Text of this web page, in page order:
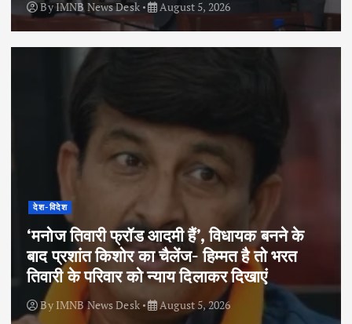
ByIMNB News Desk August 5, 2026
देश-विदेश
‘मनोज तिवारी फ्रॉड आदमी हैं’, विधायक बनने के
बाद प्रशांत किशोर का चैलेंज- हिम्मत है तो भरत
तिवारी के परिवार को न्याय दिलाकर दिखाएं
By IMNB News Desk August 5, 2026